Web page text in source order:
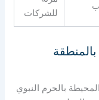
للشركات
بالحرم النبوي